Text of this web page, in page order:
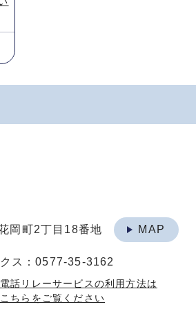
岡町2丁目18番地 MAP
ス：0577-35-3162
電話リレーサービスの利用方法は
こちらをご覧ください